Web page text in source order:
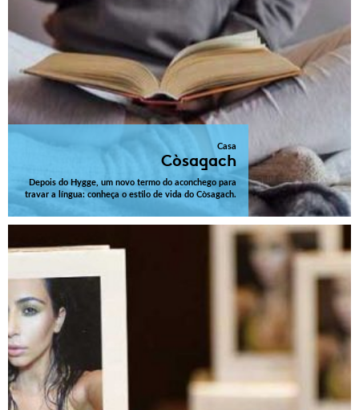
Casa
Còsagach
Depois do Hygge, um novo termo do aconchego para
travar a língua: conheça o estilo de vida do Còsagach.